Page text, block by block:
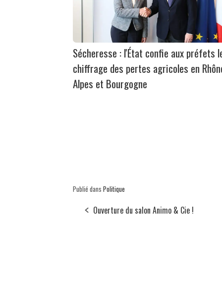
Sécheresse : l'État confie aux préfets
chiffrage des pertes agricoles en
Alpes et Bourgogne
Publié dans Politique
Ouverture du salon Animo & Cie !